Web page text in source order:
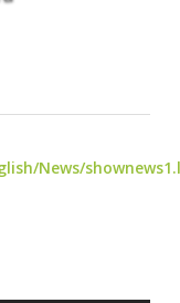
News/